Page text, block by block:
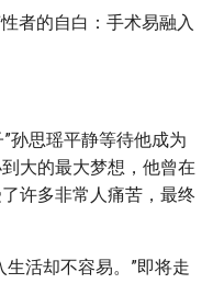
者的自白：手术易融入
孙思瑶平静等待他成为
大的最大梦想，他曾在
许多非常人痛苦，最终
活却不容易。”即将走